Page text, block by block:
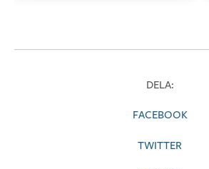
DELA:
FACEBOOK
TWITTER